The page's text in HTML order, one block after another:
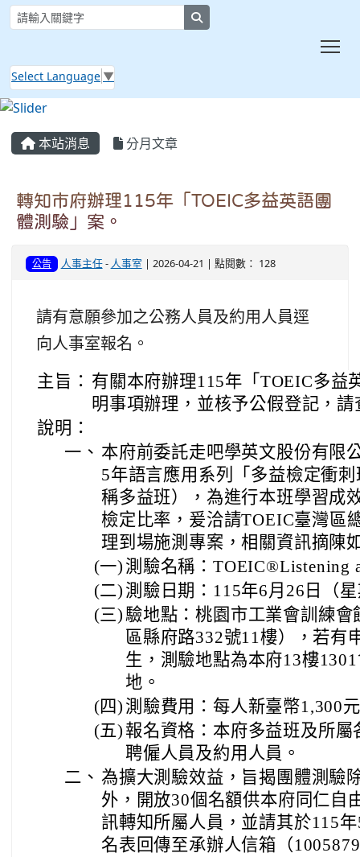
Select Language ▼
本站消息 分月文章
轉知市府辦理115年「TOEIC多益英語團
體測驗」案。
公告 人事主任- 人事室 | 2026-04-21 | 點閱數： 128
請有意願參加之公務人員及約用人員逕
向人事室報名。
主旨： 有關本府辦理115年「TOEIC多益
明事項辦理，並核予公假登記，請
說明：
一、 本府前委託走吧學英文股份有限
5年語言應用系列「多益檢定衝
稱多益班），為進行本班學習成
檢定比率，爰洽請TOEIC臺灣區
理到場施測專案，相關資訊摘陳
(一) 測驗名稱：TOEIC®Listening
(二) 測驗日期：115年6月26日（
(三)驗地點：桃園市工業會訓練
區縣府路332號11樓），若有
生，測驗地點為本府13樓
地。
(四) 測驗費用：每人新臺幣1,300
(五) 報名資格：本府多益班及所
聘僱人員及約用人員。
二、 為擴大測驗效益，旨揭團體測驗
外，開放30個名額供本府同仁自
訊轉知所屬人員，並請其於115
名表回傳至承辦人信箱（